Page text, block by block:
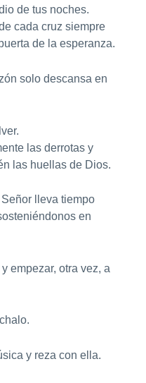
de tus noches.
cada cruz siempre
de la esperanza.
solo descansa en
las derrotas y
las huellas de Dios.
lleva tiempo
en
empezar, otra vez, a
y reza con ella.